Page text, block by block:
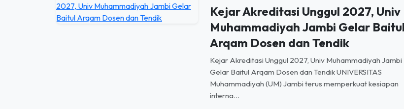
Muhammadiyah Jambi Gelar Baitul
Arqam Dosen dan Tendik
Kejar Akreditasi Unggul 2027, Univ Muhammadiyah Jambi
Gelar Baitul Arqam Dosen dan Tendik UNIVERSITAS
Muhammadiyah (UM) Jambi terus memperkuat kesiapan
interna...